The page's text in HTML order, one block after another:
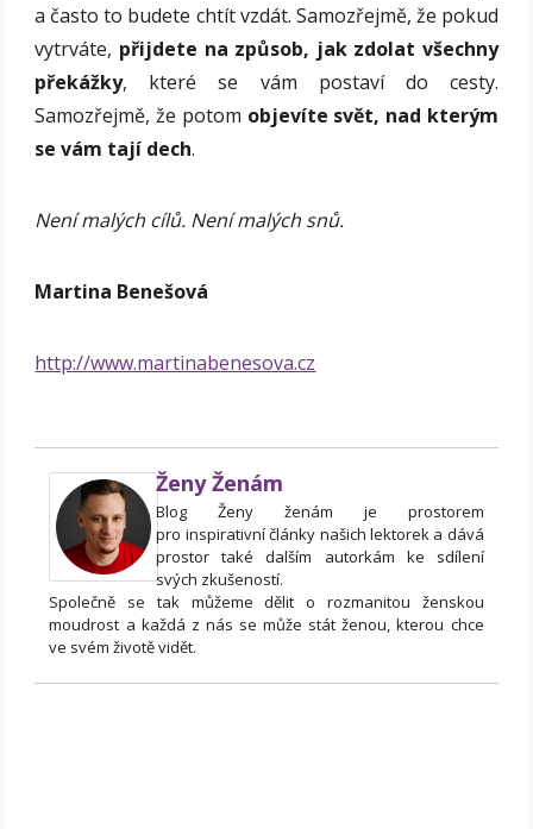
a často to budete chtít vzdát. Samozřejmě, že pokud
vytrváte, přijdete na způsob, jak zdolat všechny
překážky, které se vám postaví do cesty.
Samozřejmě, že potom objevíte svět, nad kterým
se vám tají dech.
Není malých cílů. Není malých snů.
Martina Benešová
http://www.martinabenesova.cz
Ženy Ženám
Blog Ženy ženám je prostorem
pro inspirativní články našich lektorek a dává
prostor také dalším autorkám ke sdílení
svých zkušeností.
Společně se tak můžeme dělit o rozmanitou ženskou
moudrost a každá z nás se může stát ženou, kterou chce
ve svém životě vidět.